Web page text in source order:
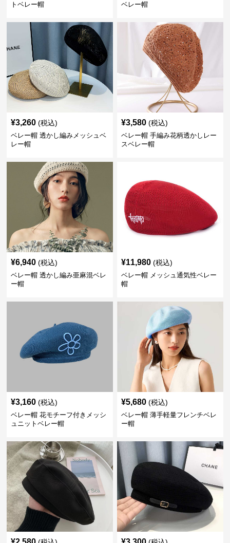
トベレー帽
ベレー帽
¥3,260 (税込)
ベレー帽 透かし編みメッシュベ
レー帽
¥3,580 (税込)
ベレー帽 手編み花柄透かしレー
スベレー帽
¥6,940 (税込)
ベレー帽 透かし編み亜麻混ベレ
ー帽
¥11,980 (税込)
ベレー帽 メッシュ通気性ベレー
帽
¥3,160 (税込)
ベレー帽 花モチーフ付きメッシ
ュニットベレー帽
¥5,680 (税込)
ベレー帽 薄手軽量フレンチベレ
ー帽